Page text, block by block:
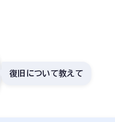
復旧について教えて